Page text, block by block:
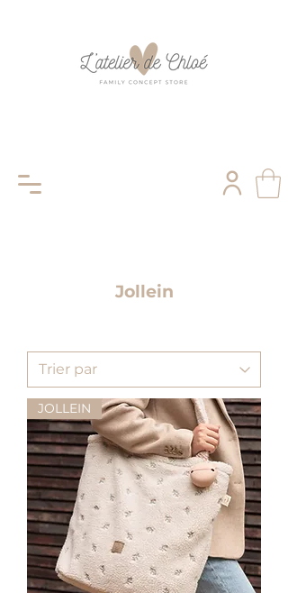
Jollein
JOLLEIN